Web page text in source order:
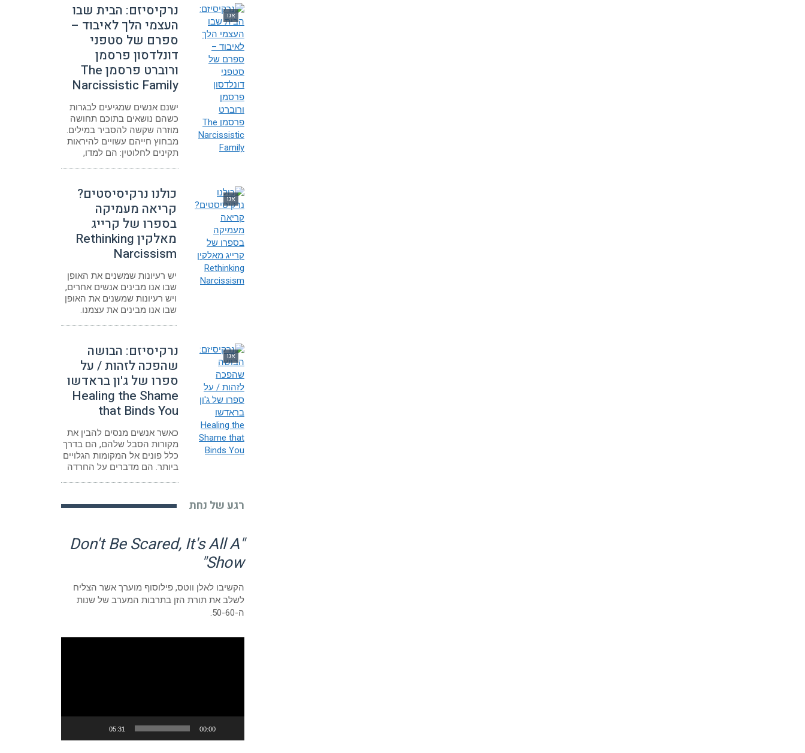
אגו
נרקיסיזם: הבית שבו
העצמי הלך לאיבוד –
ספרם של סטפני
דונלדסון פרסמן
ורוברט פרסמן The
Narcissistic Family
ישנם אנשים שמגיעים לבגרות
כשהם נושאים בתוכם תחושה
מוזרה שקשה להסביר במילים.
מבחוץ חייהם עשויים להיראות
תקינים לחלוטין: הם למדו,
אגו
כולנו נרקיסיסטים?
קריאה מעמיקה
בספרו של קרייג
מאלקין Rethinking
Narcissism
יש רעיונות שמשנים את האופן
שבו אנו מבינים אנשים אחרים,
ויש רעיונות שמשנים את האופן
שבו אנו מבינים את עצמנו.
אגו
נרקיסיזם: הבושה
שהפכה לזהות / על
ספרו של ג'ון בראדשו
Healing the Shame
that Binds You
כאשר אנשים מנסים להבין את
מקורות הסבל שלהם, הם בדרך
כלל פונים אל המקומות הגלויים
ביותר. הם מדברים על החרדה
רגע של נחת
"Don't Be Scared, It's All A
Show"
הקשיבו לאלן ווטס, פילוסוף מוערך אשר הצליח
לשלב את תורת הזן בתרבות המערב של שנות
ה-50-60.
00:00
05:31